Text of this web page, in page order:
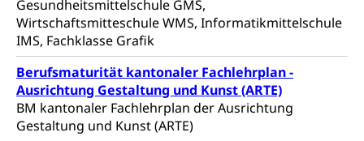
Gesundheitsmittelschule GMS,
Wirtschaftsmitteschule WMS, Informatikmittelschule
IMS, Fachklasse Grafik
Berufsmaturität kantonaler Fachlehrplan -
Ausrichtung Gestaltung und Kunst (ARTE)
BM kantonaler Fachlehrplan der Ausrichtung
Gestaltung und Kunst (ARTE)
Strafregisterauszug bestellen
Waffen, Sprengstoffe und Pyrotechnik
Reisepass, Identitätskarte
Strassenverkehrsamt (Führerausweis,
Fahrzeugausweis)
Nationalität, Staatsangehörigkeit,
Staatsbürgerschaft, Bürgerrecht, Erwerb des
Bürgerrechts, Verlust des Bürgerrechts,
Einbürgerungsverfahren
Einbürgerungen
Geburt
Geburtsurkunde, Geburtsschein, Geburtsanzeige